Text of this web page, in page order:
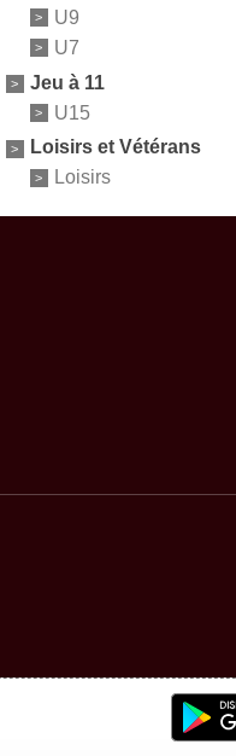
U9
U7
Jeu à 11
U15
Loisirs et Vétérans
Loisirs